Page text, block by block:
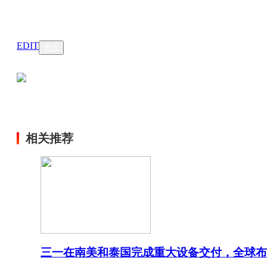
EDIT
相关推荐
三一在南美和泰国完成重大设备交付，全球